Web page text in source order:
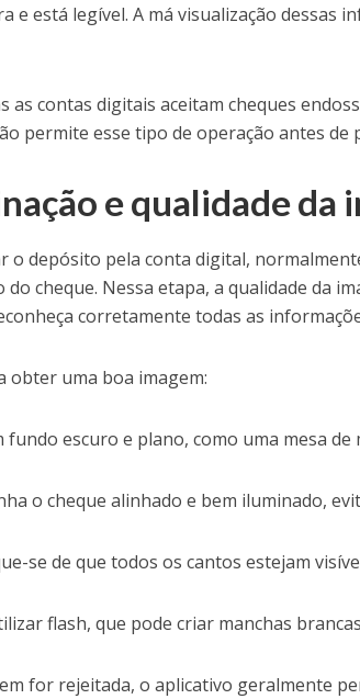
e está legível. A má visualização dessas
as contas digitais aceitam cheques
permite esse tipo de operação antes de
e qualidade da
o depósito pela conta digital,
do cheque. Nessa etapa, a qualidade da
corretamente todas as
obter uma boa imagem:
fundo escuro e plano, como uma mesa
o cheque alinhado e bem iluminado,
se de que todos os cantos estejam
flash, que pode criar manchas
for rejeitada, o aplicativo geralmente